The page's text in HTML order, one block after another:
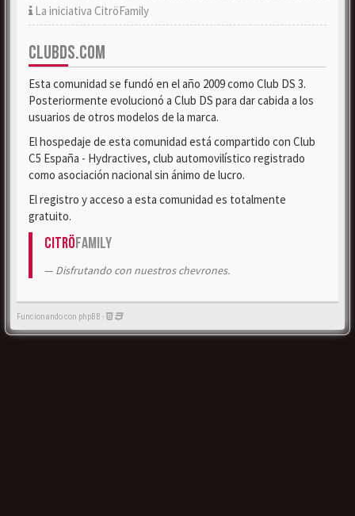
La iniciativa CitröFamily
CLUBDS.COM
Esta comunidad se fundó en el año 2009 como Club DS 3.
Posteriormente evolucionó a Club DS para dar cabida a los
usuarios de otros modelos de la marca.
El hospedaje de esta comunidad está compartido con Club
C5 España - Hydractives, club automovilístico registrado
como asociación nacional sin ánimo de lucro.
El registro y acceso a esta comunidad es totalmente
gratuito.
CitröFamily
Disfrutando con nuestros chevrones.
Funcionando con phpBB -